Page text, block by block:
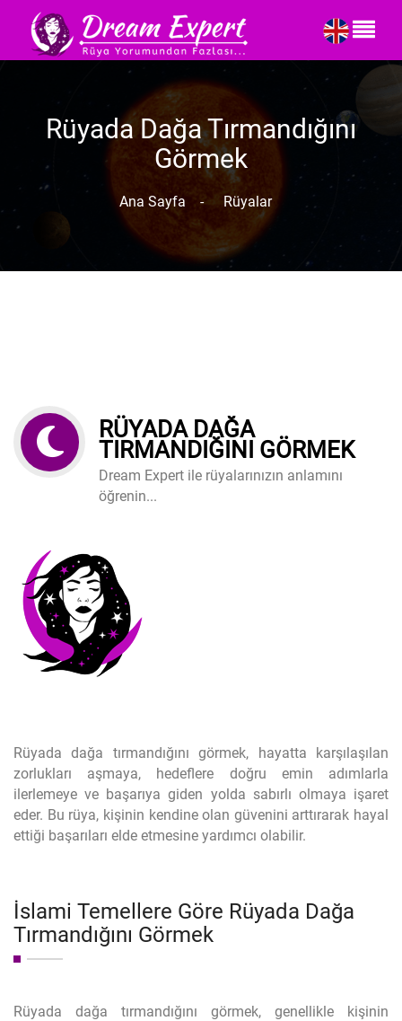
Rüyada Dağa Tırmandığını
Görmek
Ana Sayfa - Rüyalar
RÜYADA DAĞA
TIRMANDIĞINI GÖRMEK
Dream Expert ile rüyalarınızın anlamını
öğrenin...
Rüyada dağa tırmandığını görmek, hayatta karşılaşılan
zorlukları aşmaya, hedeflere doğru emin adımlarla
ilerlemeye ve başarıya giden yolda sabırlı olmaya işaret
eder. Bu rüya, kişinin kendine olan güvenini arttırarak hayal
ettiği başarıları elde etmesine yardımcı olabilir.
İslami Temellere Göre Rüyada Dağa
Tırmandığını Görmek
Rüyada dağa tırmandığını görmek, genellikle kişinin